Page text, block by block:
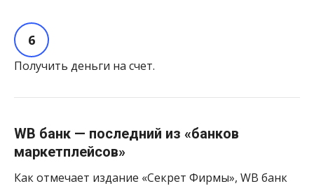
Получить деньги на счет.
WB банк — последний из «банков
маркетплейсов»
Как отмечает издание «Секрет Фирмы», WB банк